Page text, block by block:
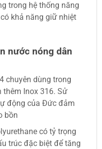
trong hệ thống năng
khả năng giữ nhiệt
nước nóng dân
chuyên dùng trong
thêm Inox 316. Sử
động của Đức đảm
bồn
có tỷ trọng
trúc đặc biệt để tăng